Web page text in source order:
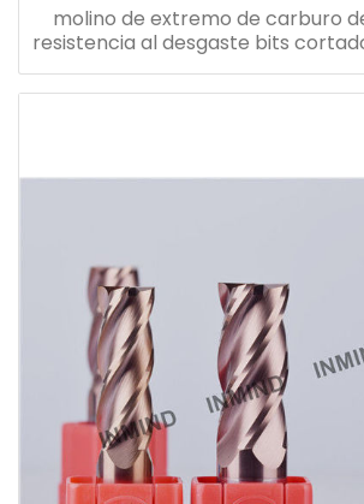
molino de extremo de carburo
resistencia al desgaste bits
extremo diámetro 1.0-